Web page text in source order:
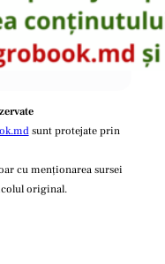
sunt protejate prin
cu menționarea sursei
original.